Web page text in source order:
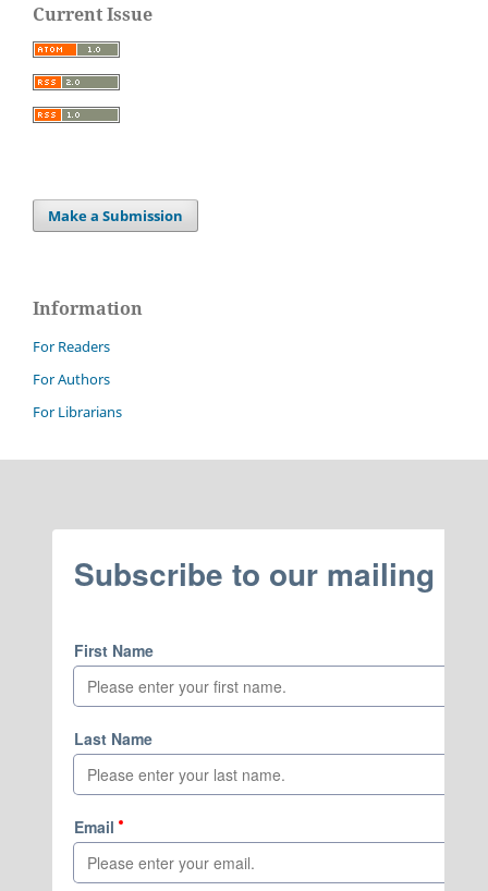
Current Issue
Make a Submission
Information
For Readers
For Authors
For Librarians